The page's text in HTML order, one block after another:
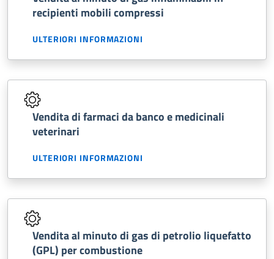
recipienti mobili compressi
ULTERIORI INFORMAZIONI
Vendita di farmaci da banco e medicinali
veterinari
ULTERIORI INFORMAZIONI
Vendita al minuto di gas di petrolio liquefatto
(GPL) per combustione